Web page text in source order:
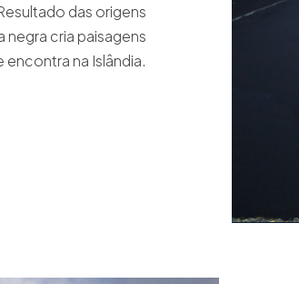
das origens
negra cria paisagens
na Islândia.